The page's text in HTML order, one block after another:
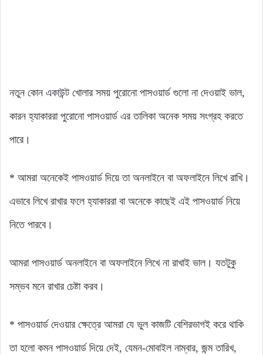
নতুন কোন একাউন্ট খোলার সময় পুরোনো পাসওয়ার্ড গুলো না দেওয়াই ভাল,
কারন হ্যাকাররা পুরোনো পাসওয়ার্ড এর তালিকা অনেক সময় সংগ্রহ করতে
পারে।
* আমরা অনেকেই পাসওয়ার্ড দিয়ে তা অনলাইনে বা অফলাইনে লিখে রাখি।
এভাবে লিখে রাখার ফলে হ্যাকাররা বা অনেকে কাছেই এই পাসওয়ার্ড নিয়ে
নিতে পারবে।
আমরা পাসওয়ার্ড অনলাইনে বা অফলাইনে লিখে না রাখাই ভাল। যতটুকু
সম্ভব মনে রাখার চেষ্টা করব।
* পাসওয়ার্ড দেওয়ার ক্ষেত্রে আমরা যে ভুল কাজটি বেশিরভাগই করে থাকি
তা হলো কমন পাসওয়ার্ড দিয়ে দেই, যেমন-মোবাইল নাম্বার, জন্ম তারিখ,